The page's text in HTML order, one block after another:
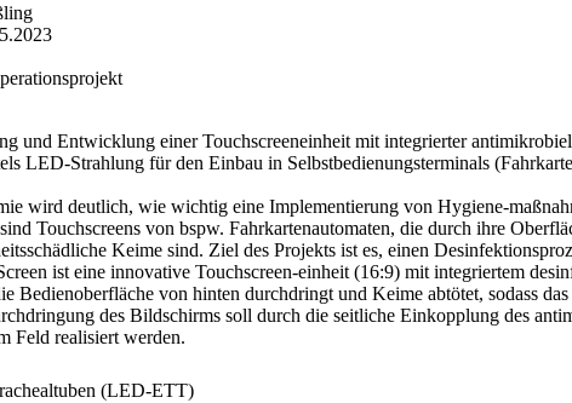
und Entwicklung einer Touchscreeneinheit mit integrierter
LED-Strahlung für den Einbau in Selbstbedienungsterminals
wird deutlich, wie wichtig eine Implementierung von Hygiene-
Touchscreens von bspw. Fahrkartenautomaten, die durch ihre
Keime sind. Ziel des Projekts ist es, einen
ist eine innovative Touchscreen-einheit (16:9) mit integriertem
Bedienoberfläche von hinten durchdringt und Keime abtötet, sodass
des Bildschirms soll durch die seitliche Einkopplung des
Feld realisiert werden.
(LED-ETT)